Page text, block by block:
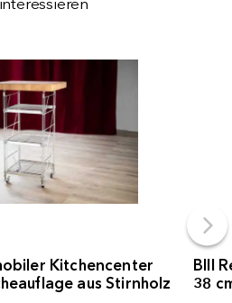
Kitchencenter
aus Stirnholz
BIII
38